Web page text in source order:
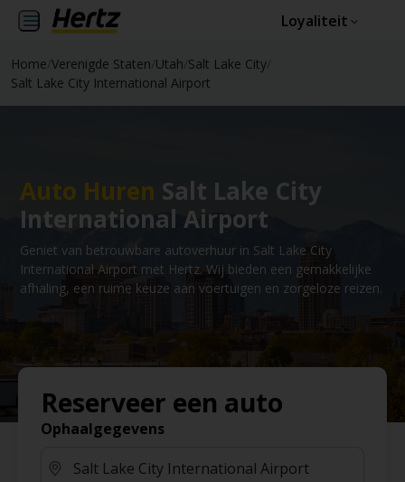
Loyaliteit
Home Verenigde Staten Utah Salt Lake City
Salt Lake City International Airport
Auto Huren Salt Lake City
International Airport
Geniet van betrouwbare autoverhuur in Salt Lake City
International Airport met Hertz. Wij bieden een gemakkelijke
afhaling, een ruime keuze aan voertuigen en zorgeloze reizen.
Reserveer een auto
Ophaalgegevens